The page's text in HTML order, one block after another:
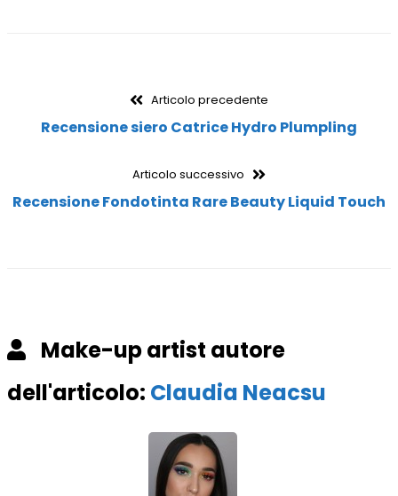
Navigazione
articoli
Articolo precedenteArticolo
precedente:
Recensione siero Catrice Hydro Plumpling
Articolo successivo
Articolo
successivo:
Recensione Fondotinta Rare Beauty Liquid Touch
Make-up artist autore
dell'articolo: Claudia Neacsu